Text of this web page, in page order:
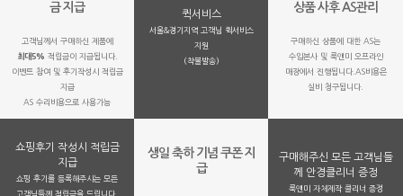
금 지급
고객님께서 구매하신 제품에
최대5% 적립금이 지급됩니다.
이벤트 참여 및 후기작성시 적립금
지급
AS 수리비용으로 사용가능
퀵서비스
서울&경기지역 고객님 퀵서비스
지원
(착불발송)
상품 사후 AS관리
구매하신 상품에 대한 AS는
수입본사 및 룩앤미 오프라인
매장에서 진행됩니다.AS비용은
실비 청구됩니다.
쇼핑후기 작성시 적립금
지급
쇼핑 후기를 등록해주시는 모든
고객님들께 적립금을 드립니다.
생일 축하 기념 쿠폰 지
급
구매해주신 모든 고객님들
께 안경클리너 증정
룩앤미 자체제작 클리너 증정